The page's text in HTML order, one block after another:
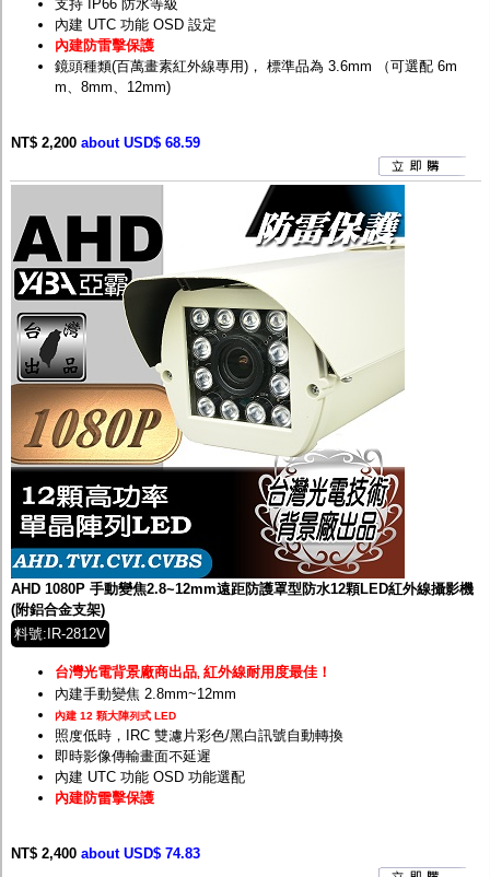
客訂商品
支持 IP66 防水等級
內建 UTC 功能 OSD 設定
內建防雷擊保護
鏡頭種類(百萬畫素紅外線專用)， 標準品為 3.6mm （可選配 6m
m、8mm、12mm)
NT$ 2,200 about USD$ 68.59
AHD 1080P 手動變焦2.8~12mm遠距防護罩型防水12顆LED紅外線攝影機
(附鋁合金支架)
料號:IR-2812V
台灣光電背景廠商出品 紅外線耐用度最佳！
內建手動變焦 2.8mm~12mm
內建 12 顆大陣列式 LED
照度低時，IRC 雙濾片彩色/黑白訊號自動轉換
即時影像傳輸畫面不延遲
內建 UTC 功能 OSD 功能選配
內建防雷擊保護
NT$ 2,400 about USD$ 74.83